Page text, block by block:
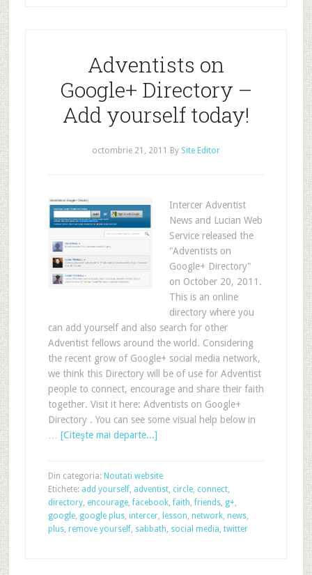
Adventists on
Google+ Directory –
Add yourself today!
octombrie 21, 2011 By Site Editor
Intercer Adventist
News and Lucian Web
Service released the
"Adventists on
Google+ Directory"
on October 20, 2011.
This is an online
directory where you
can add yourself and also search for other
Adventist fellows around the world. Considering
the recent grow of Google+ social media network,
we think this Directory will be of use for Adventist
people to connect, encourage and share their faith
together. Visit it here: Adventists on Google+
Directory . You can see some visual help below in
[Citeşte mai departe...]
Din categoria: Noutati website
Etichete: add yourself, adventist, circle, connect,
directory, encourage,facebook,faith,friends, g+,
google, google plus, intercer, lesson, network, news,
plus, remove yourself, sabbath, social media, twitter